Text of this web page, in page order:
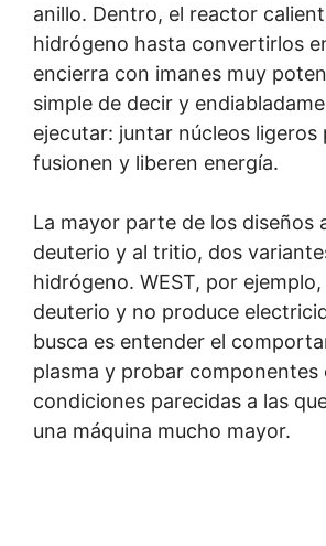
anillo. Dentro, el reactor
hidrógeno hasta convertirlos
encierra con imanes muy
simple de decir y
ejecutar: juntar núcleos ligeros
fusionen y liberen energía.
La mayor parte de los diseños
deuterio y al tritio, dos
hidrógeno. WEST, por
deuterio y no produce
busca es entender el
plasma y probar componentes
condiciones parecidas a las
una máquina mucho mayor.